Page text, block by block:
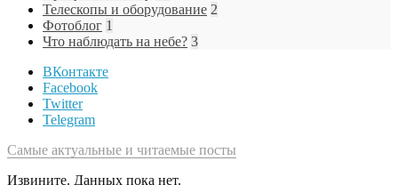
Телескопы и оборудование 2
Фотоблог 1
Что наблюдать на небе? 3
ВКонтакте
Facebook
Twitter
Telegram
Самые актуальные и читаемые посты
Извините. Данных пока нет.